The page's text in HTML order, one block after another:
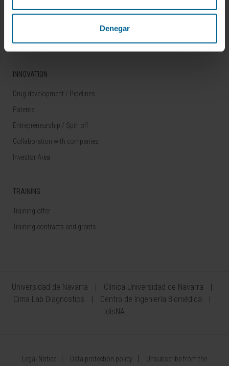
Denegar
Technology platforms
INNOVATION
Drug development / Pipelines
Patents
Entrepreneurship / Spin off
Collaboration with companies
Investor Area
TRAINING
Training offer
Training contracts and grants
Universidad de Navarra
Clínica Universidad de Navarra
Cima Lab Diagnostics
Centro de Ingeniería Biomédica
IdisNA
Legal Notice Data protection policy Unsubscribe from the